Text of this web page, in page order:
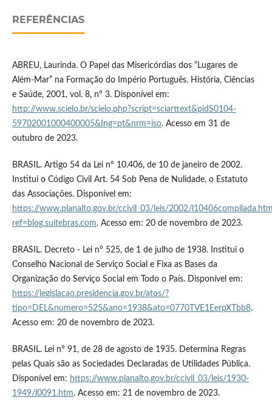
REFERÊNCIAS
ABREU, Laurinda. O Papel das Misericórdias dos “Lugares de
Além-Mar” na Formação do Império Português. História, Ciências
e Saúde, 2001, vol. 8, n° 3. Disponível em:
http://www.scielo.br/scielo.php?script=sciarttext&pidS0104-
59702001000400005&Ing=pt&nrm=iso. Acesso em 31 de
outubro de 2023.
BRASIL. Artigo 54 da Lei n° 10.406, de 10 de janeiro de 2002.
Institui o Código Civil Art. 54 Sob Pena de Nulidade, o Estatuto
das Associações. Disponível em:
https://www.planalto.gov.br/ccivil_03/leis/2002/
ref=blog.suitebras.com. Acesso em: 20 de novembro de 2023.
BRASIL. Decreto - Lei n° 525, de 1 de julho de 1938. Institui o
Conselho Nacional de Serviço Social e Fixa as Bases da
Organização do Serviço Social em Todo o País. Disponível em:
https://legislacao.presidencia.gov.br/atos/?
tipo=DEL&numero=525&ano=1938&ato=0770TVE1EerpXTbb8.
Acesso em: 20 de novembro de 2023.
BRASIL. Lei n° 91, de 28 de agosto de 1935. Determina Regras
pelas Quais são as Sociedades Declaradas de Utilidades Pública.
Disponível em: https://www.planalto.gov.br/ccivil_03/leis/1930-
1949/l0091.htm. Acesso em: 21 de novembro de 2023.